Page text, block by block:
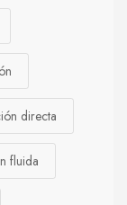
directa
fluida